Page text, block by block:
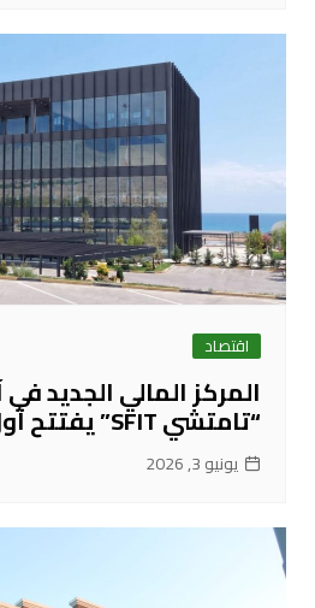
اقتصاد
المركز المالي الجديد
“تامتشي SFIT” يفتتح أول مركز أعمال له
يونيو 3, 2026